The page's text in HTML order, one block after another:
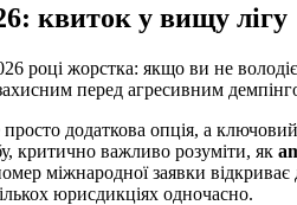
квиток у вищу лігу
році жорстка: якщо ви не
перед агресивним
додаткова опція, а
критично важливо розуміти, як
міжнародної заявки
юрисдикціях одночасно.